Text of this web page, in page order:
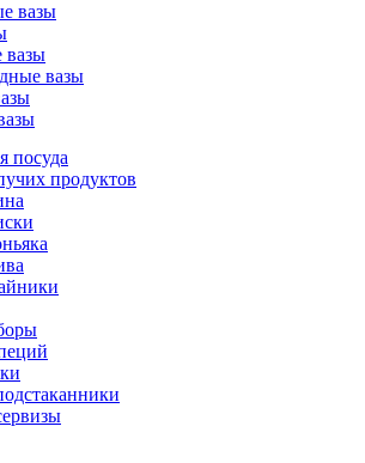
вазы
вазы
вазы
посуда
продуктов